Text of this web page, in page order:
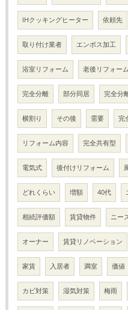
IHクッキングヒーター 依頼先
取り付け業者 エンボス加工
浴室リフォーム 老後リフォーム
完全分離 部分同居 完全分
横割り その後 需要 完
リフォーム内容 完全共有型
電気式 後付けリフォーム
どれくらい 増額 40代
相続評価額 賃貸物件 ニー
オーナー 賃貸リノベーション
家賃 入居者 満室 価値
カビ対策 湿気対策 梅雨